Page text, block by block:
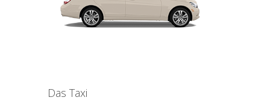
Das Taxi